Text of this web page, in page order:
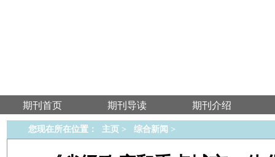
期刊首页 期刊导读 期刊介绍
您现在所在位置： 主页 > 综合新闻 >